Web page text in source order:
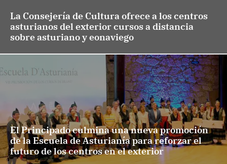
La Consejería de Cultura ofrece a los centros
asturianos del exterior cursos a distancia
sobre asturiano y eonaviego
El Principado culmina una nueva promoción
de la Escuela de Asturianía para reforzar el
futuro de los centros en el exterior